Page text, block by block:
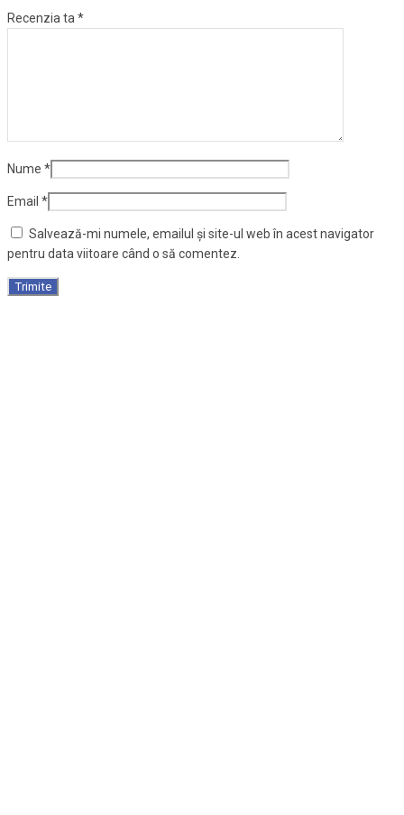
Recenzia ta *
Nume *
Email *
Salvează-mi numele, emailul și site-ul web în acest navigator
pentru data viitoare când o să comentez.